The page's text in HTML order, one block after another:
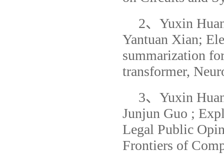
2、Yuxin
Yantuan Xian;
summarization
transformer,
3、Yuxin
Junjun Guo ;
Legal Public
Frontiers of